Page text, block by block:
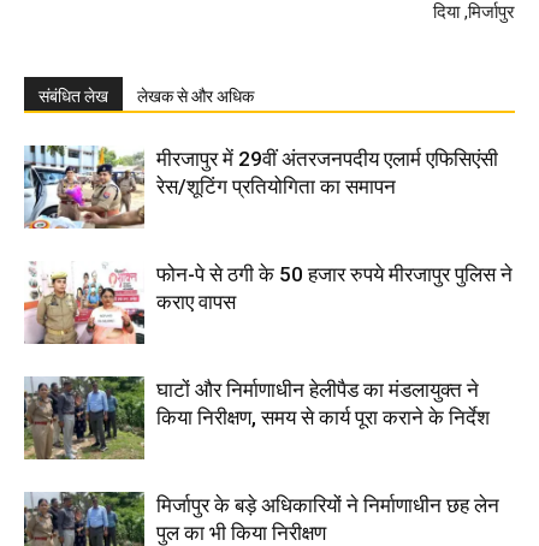
दिया ,मिर्जापुर
संबंधित लेख लेखक से और अधिक
मीरजापुर में 29वीं अंतरजनपदीय एलार्म एफिसिएंसी
रेस/शूटिंग प्रतियोगिता का समापन
फोन-पे से ठगी के 50 हजार रुपये मीरजापुर पुलिस ने
कराए वापस
घाटों और निर्माणाधीन हेलीपैड का मंडलायुक्त ने
किया निरीक्षण, समय से कार्य पूरा कराने के निर्देश
मिर्जापुर के बड़े अधिकारियों ने निर्माणाधीन छह लेन
पुल का भी किया निरीक्षण